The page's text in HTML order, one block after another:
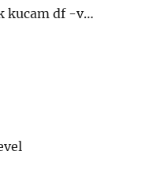
kucam df -v…